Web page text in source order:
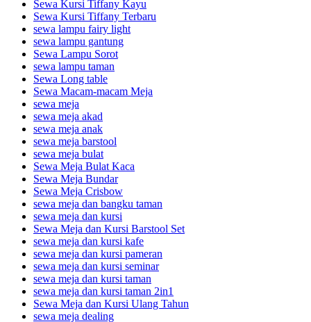
Sewa Kursi Tiffany Kayu
Sewa Kursi Tiffany Terbaru
sewa lampu fairy light
sewa lampu gantung
Sewa Lampu Sorot
sewa lampu taman
Sewa Long table
Sewa Macam-macam Meja
sewa meja
sewa meja akad
sewa meja anak
sewa meja barstool
sewa meja bulat
Sewa Meja Bulat Kaca
Sewa Meja Bundar
Sewa Meja Crisbow
sewa meja dan bangku taman
sewa meja dan kursi
Sewa Meja dan Kursi Barstool Set
sewa meja dan kursi kafe
sewa meja dan kursi pameran
sewa meja dan kursi seminar
sewa meja dan kursi taman
sewa meja dan kursi taman 2in1
Sewa Meja dan Kursi Ulang Tahun
sewa meja dealing